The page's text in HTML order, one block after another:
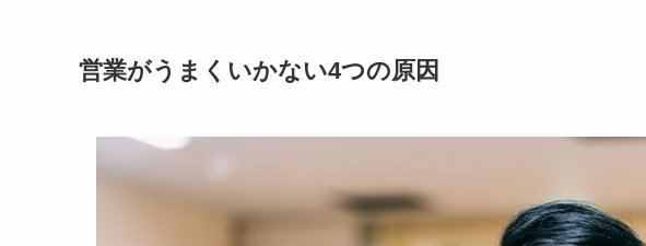
営業がうまくいかない4つの原因